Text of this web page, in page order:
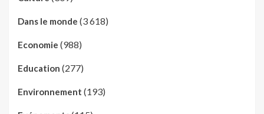
Dans le monde (3 618)
Economie (988)
Education (277)
Environnement (193)